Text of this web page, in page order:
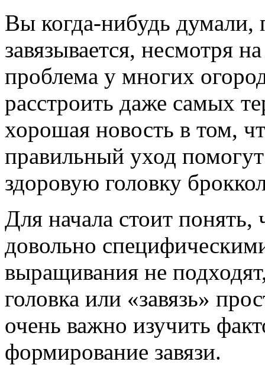
Вы когда-нибудь думали,
завязывается, несмотря
проблема у многих
расстроить даже самых
хорошая новость в том,
правильный уход
здоровую головку
Для начала стоит
довольно
выращивания не
головка или «завязь»
очень важно изучить
формирование завязи.